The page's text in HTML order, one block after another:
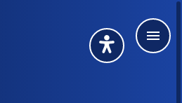
Übersetzung
Deutsch
(öffnet sich in Google